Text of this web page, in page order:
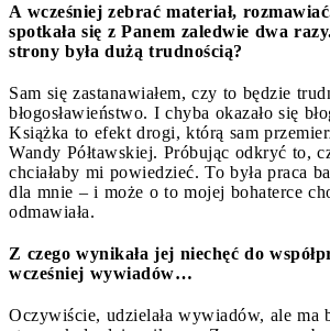
A wcześniej zebrać materiał,
spotkała się z Panem zaledwie dwa
strony była dużą trudnością?
Sam się zastanawiałem, czy to będzie
błogosławieństwo. I chyba okazało się
Książka to efekt drogi, którą sam
Wandy Półtawskiej. Próbując odkryć to,
chciałaby mi powiedzieć. To była praca
dla mnie – i może o to mojej bohaterce
odmawiała.
Z czego wynikała jej niechęć do
wcześniej wywiadów…
Oczywiście, udzielała wywiadów, ale ma